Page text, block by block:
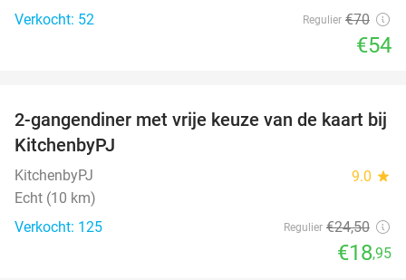
Verkocht: 52
Regulier €70
€54
23%
2-gangendiner met vrije keuze van de kaart bij
KitchenbyPJ
KitchenbyPJ 9.0 star
Echt (10 km)
Verkocht: 125
Regulier €24,50
€18,95